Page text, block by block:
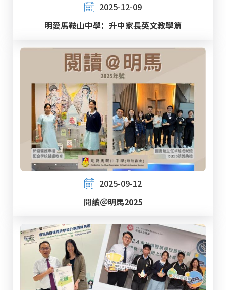
2025-12-09
明愛馬鞍山中學：升中家長英文教學篇
2025-09-12
閱讀＠明馬2025